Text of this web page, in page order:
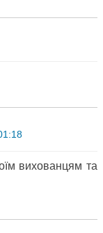
вихованцям та